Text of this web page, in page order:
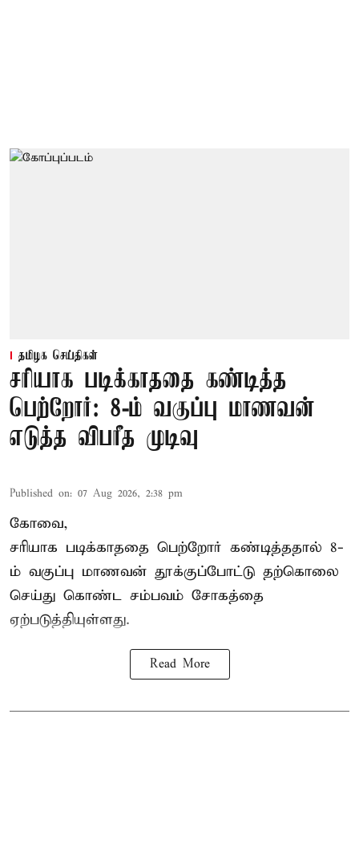
தமிழக செய்திகள்
சரியாக படிக்காததை கண்டித்த
பெற்றோர்: 8-ம் வகுப்பு மாணவன்
எடுத்த விபரீத முடிவு
Published on: 07 Aug 2026, 2:38 pm
கோவை,
சரியாக படிக்காததை பெற்றோர் கண்டித்ததால் 8-
ம் வகுப்பு மாணவன் தூக்குப்போட்டு தற்கொலை
செய்து கொண்ட சம்பவம் சோகத்தை
ஏற்படுத்தியுள்ளது.
Read More